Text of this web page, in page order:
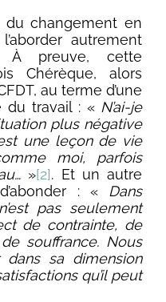
changement en
autrement
preuve, cette
Chérèque, alors
au terme d’une
du travail : « N’ai-je
plus négative
une leçon de vie
moi, parfois
»[2]. Et un autre
: « Dans
pas seulement
de contrainte, de
souffrance. Nous
sa dimension
qu’il peut